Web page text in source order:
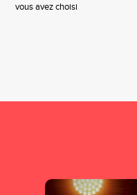
vous avez choisi